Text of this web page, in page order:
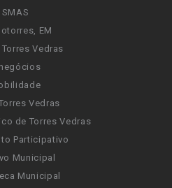
SMAS
EM
Vedras
Vedras
de Torres Vedras
Participativo
Municipal
Municipal